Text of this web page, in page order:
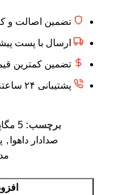
تضمین اصالت و
ارسال با پست
تضمین کمترین
پشتیبانی ۲۴ ساعته
برچسب: 5 مگاپیکسل
صدادار داهوا ,